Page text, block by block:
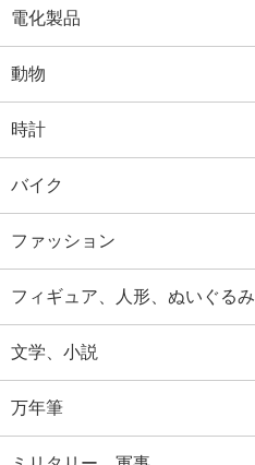
電化製品
動物
時計
バイク
ファッション
フィギュア、人形、ぬいぐるみ
文学、小説
万年筆